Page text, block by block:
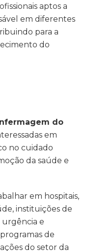
aptos a
em diferentes
para a
do
do
em
no cuidado
da saúde e
em hospitais,
instituições de
urgência e
de
do setor da